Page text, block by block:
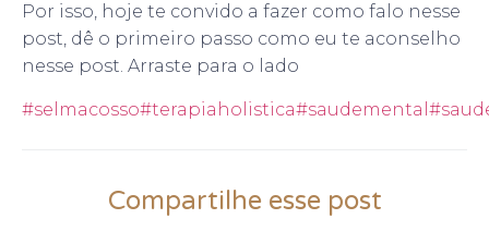
Por isso, hoje te convido a fazer como falo nesse
post, dê o primeiro passo como eu te aconselho
nesse post. Arraste para o lado
#selmacosso#terapiaholistica#saudemental
Compartilhe esse post